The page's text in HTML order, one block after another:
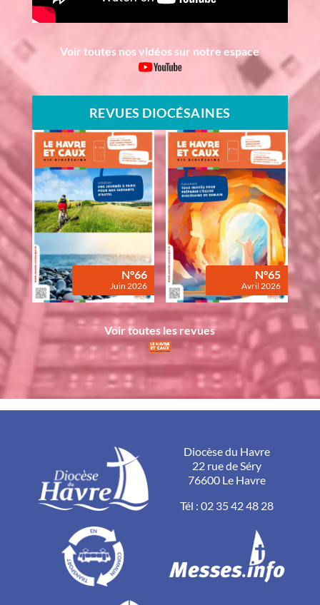
Voir toutes nos vidéos sur notre espace
REVUES DIOCÉSAINES
N°66
Juin 2026
N°65
Avril 2026
Voir toutes les revues
Diocèse du Havre
22 rue de Séry
76600 Le Havre
Tél :02 35 42 48 28